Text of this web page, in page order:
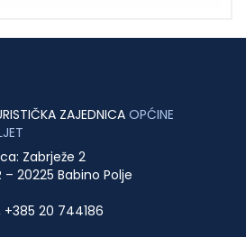
ZAJEDNICAOPĆINE
Zabrježe 2
– 20225 Babino Polje
20 744186